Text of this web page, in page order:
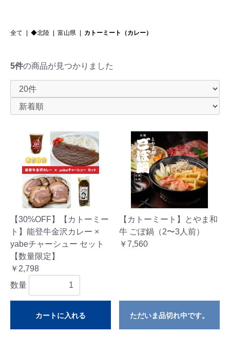
全て | ◆北陸 | 富山県 | カトーミート（カレー）
5件の商品が見つかりました
【30%OFF】【カトーミー
ト】能登牛金沢カレー ×
yabeチャーシュー セット
【数量限定】
￥2,798
数量
カートに入れる
【カトーミート】とやま和
牛 ごぼ鍋（2〜3人前）
￥7,560
ただいま品切れ中です。